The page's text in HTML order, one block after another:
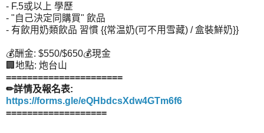
- F.5或以上 學歷
- "自己決定同購買" 飲品
- 有飲用奶類飲品 習慣 {{常温奶(可不用雪藏) / 盒裝鮮奶}}
💰酬金: $550/$650💰現金
🏢地點: 炮台山
======================
✏詳情及報名表:
https://forms.gle/eQHbdcsXdw4GTm6f6
===================